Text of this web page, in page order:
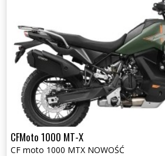
CFMoto 1000 MT-X
CF moto 1000 MTX NOWOŚĆ